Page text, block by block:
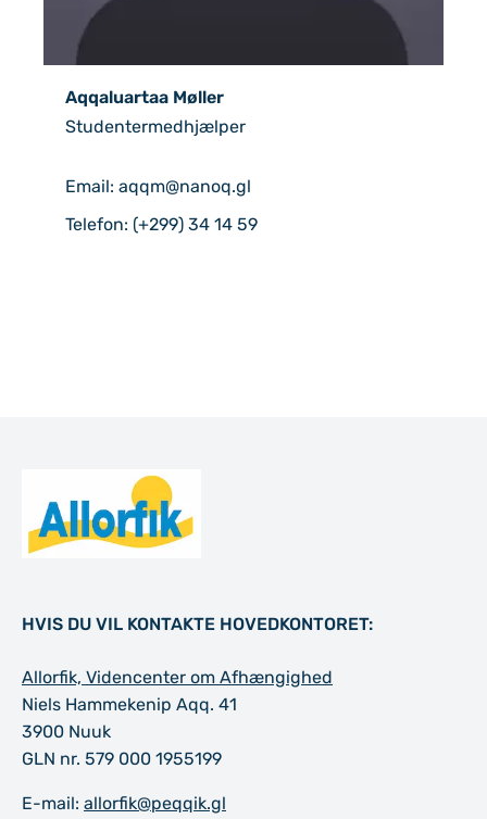
Aqqaluartaa Møller
Studentermedhjælper
Email: aqqm@nanoq.gl
Telefon: (+299) 34 14 59
HVIS DU VIL KONTAKTE HOVEDKONTORET:
Allorfik, Videncenter om Afhængighed
Niels Hammekenip Aqq. 41
3900 Nuuk
GLN nr. 579 000 1955199
E-mail: allorfik@peqqik.gl